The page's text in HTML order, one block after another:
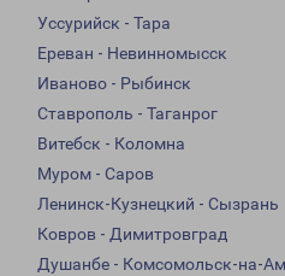
Уссурийск - Тара
Ереван - Невинномысск
Иваново - Рыбинск
Ставрополь - Таганрог
Витебск - Коломна
Муром - Саров
Ленинск-Кузнецкий - Сызрань
Ковров - Димитровград
Душанбе - Комсомольск-на-